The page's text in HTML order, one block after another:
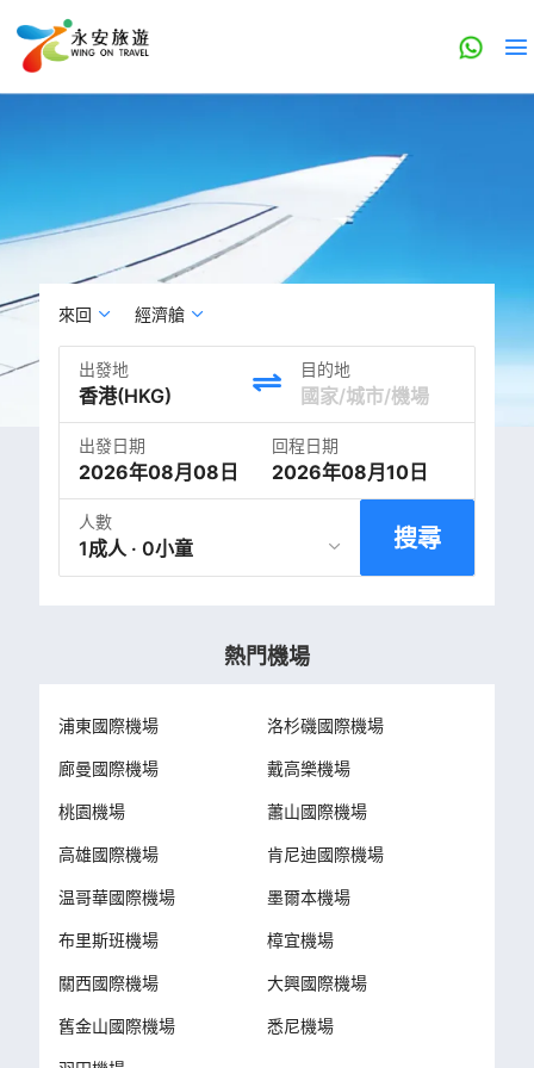
來回 經濟艙
出發地 目的地
出發日期
2026年08月08日
回程日期
2026年08月10日
人數
1成人 · 0小童 搜尋
熱門機場
浦東國際機場 洛杉磯國際機場
廊曼國際機場 戴高樂機場
桃園機場 蕭山國際機場
高雄國際機場 肯尼迪國際機場
温哥華國際機場 墨爾本機場
布里斯班機場 樟宜機場
關西國際機場 大興國際機場
舊金山國際機場 悉尼機場